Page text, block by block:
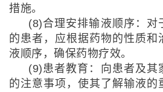
措施。
(8)合理安排输液顺序：对
的患者，应根据药物的性质和
液顺序，确保药物疗效。
(9)患者教育：向患者及其
的注意事项，使其了解输液的